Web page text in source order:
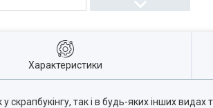
Характеристики
так і в будь-яких інших видах